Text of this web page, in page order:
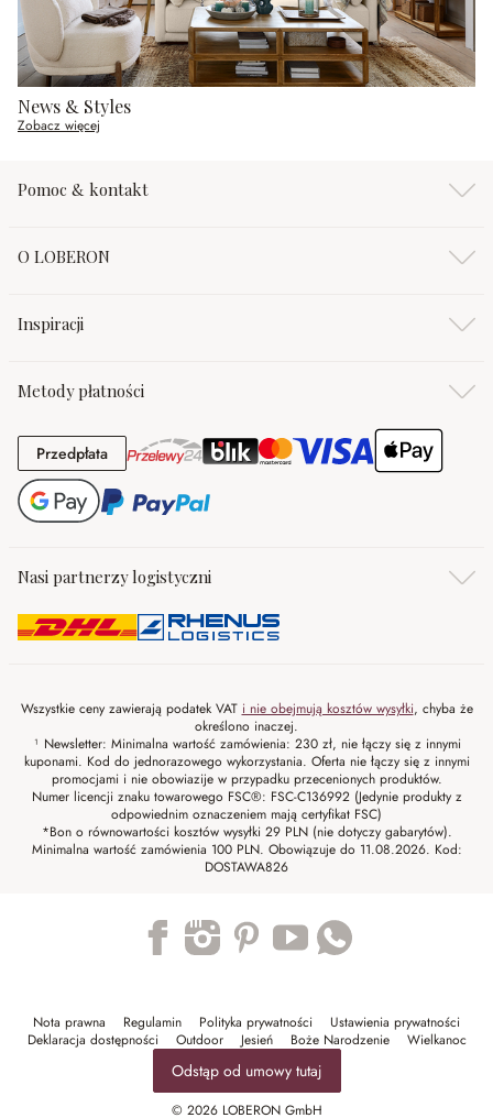
News & Styles
Zobacz więcej
Pomoc & kontakt
O LOBERON
Inspiracji
Metody płatności
PrzedpłataPrzedpłata
Nasi partnerzy logistyczni
Wszystkie ceny zawierają podatek VAT i nie obejmują kosztów wysyłki, chyba że
określono inaczej.
¹ Newsletter: Minimalna wartość zamówienia: 230 zł, nie łączy się z innymi
kuponami. Kod do jednorazowego wykorzystania. Oferta nie łączy się z innymi
promocjami i nie obowiazije w przypadku przecenionych produktów.
Numer licencji znaku towarowego FSC®: FSC-C136992 (Jedynie produkty z
odpowiednim oznaczeniem mają certyfikat FSC)
*Bon o równowartości kosztów wysyłki 29 PLN (nie dotyczy gabarytów).
Minimalna wartość zamówienia 100 PLN. Obowiązuje do 11.08.2026. Kod:
DOSTAWA826
Nota prawna Regulamin Polityka prywatności
Ustawienia prywatności
Deklaracja dostępności
Outdoor Jesień Boże Narodzenie Wielkanoc
Odstąp od umowy tutaj
© 2026 LOBERON GmbH